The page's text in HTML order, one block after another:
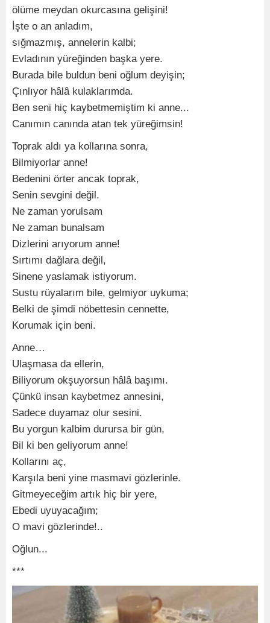
ölüme meydan okurcasına gelişini!
İşte o an anladım,
sığmazmış, annelerin kalbi;
Evladının yüreğinden başka yere.
Burada bile buldun beni oğlum deyişin;
Çınlıyor hâlâ kulaklarımda.
Ben seni hiç kaybetmemiştim ki anne...
Canımın canında atan tek yüreğimsin!
Toprak aldı ya kollarına sonra,
Bilmiyorlar anne!
Bedenini örter ancak toprak,
Senin sevgini değil.
Ne zaman yorulsam
Ne zaman bunalsam
Dizlerini arıyorum anne!
Sırtımı dağlara değil,
Sinene yaslamak istiyorum.
Sustu rüyalarım bile, gelmiyor uykuma;
Belki de şimdi nöbettesin cennette,
Korumak için beni.
Anne…
Ulaşmasa da ellerin,
Biliyorum okşuyorsun hâlâ başımı.
Çünkü insan kaybetmez annesini,
Sadece duyamaz olur sesini.
Bu yorgun kalbim durursa bir gün,
Bil ki ben geliyorum anne!
Kollarını aç,
Karşıla beni yine masmavi gözlerinle.
Gitmeyeceğim artık hiç bir yere,
Ebedi uyuyacağım;
O mavi gözlerinde!..
Oğlun...
***